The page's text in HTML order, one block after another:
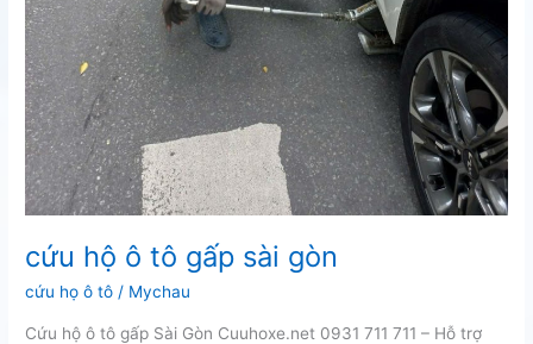
cứu hộ ô tô gấp sài gòn
cứu họ ô tô / Mychau
Cứu hộ ô tô gấp Sài Gòn Cuuhoxe.net 0931 711 711 – Hỗ trợ